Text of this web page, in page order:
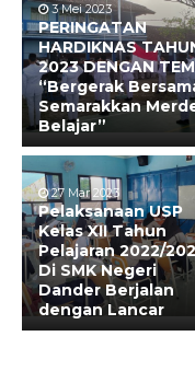
3 Mei 2023
PERINGATAN
HARDIKNAS
2023 DENGAN
“Bergerak
Semarakkan
Belajar”
27 Mar 2023
Pelaksanaan USP
Kelas XII Tahun
Pelajaran 2022/
Di SMK Negeri
Dander Berjalan
dengan Lancar